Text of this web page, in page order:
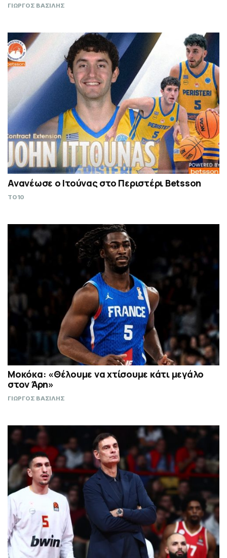
ΓΙΩΡΓΟΣ ΒΑΣΙΛΗΣ
Ανανέωσε ο Ιτούνας στο Περιστέρι Betsson
TO10
Μοκόκα: «Θέλουμε να χτίσουμε κάτι μεγάλο
στον Άρη»
ΓΙΩΡΓΟΣ ΒΑΣΙΛΗΣ